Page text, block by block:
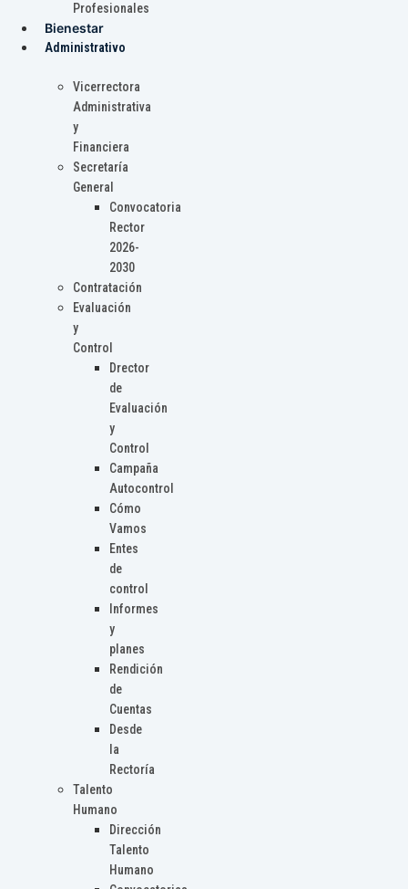
Profesionales
Bienestar
Administrativo
Vicerrectora
Administrativa
y
Financiera
Secretaría
General
Convocatoria
Rector
2026-
2030
Contratación
Evaluación
y
Control
Drector
de
Evaluación
y
Control
Campaña
Autocontrol
Cómo
Vamos
Entes
de
control
Informes
y
planes
Rendición
de
Cuentas
Desde
la
Rectoría
Talento
Humano
Dirección
Talento
Humano